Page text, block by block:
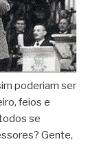
poderiam ser
feios e
se
Gente,